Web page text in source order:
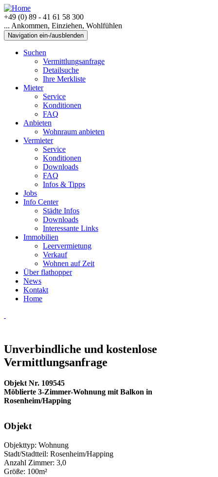
+49 (0) 89 - 41 61 58 300
... Ankommen, Einziehen, Wohlfühlen
Navigation ein-/ausblenden
Suchen
Vermittlungsanfrage
Detailsuche
Ihre Merkliste
Mieter
Service
Konditionen
FAQ
Anbieten
Wohnraum anbieten
Vermieter
Service
Konditionen
Downloads
FAQ
Infos & Tipps
Jobs
Info Center
Städte Infos
Downloads
Interessante Links
Immobilien
Leervermietung
Verkauf
Wohnen auf Zeit
Über flathopper
News
Kontakt
Home
Unverbindliche und kostenlose
Vermittlungsanfrage
Objekt Nr. 109545
Möblierte 3-Zimmer-Wohnung mit Balkon in
Rosenheim/Happing
Objekt
Objekttyp: Wohnung
Stadt/Stadtteil: Rosenheim/Happing
Anzahl Zimmer: 3,0
Größe: 100m²